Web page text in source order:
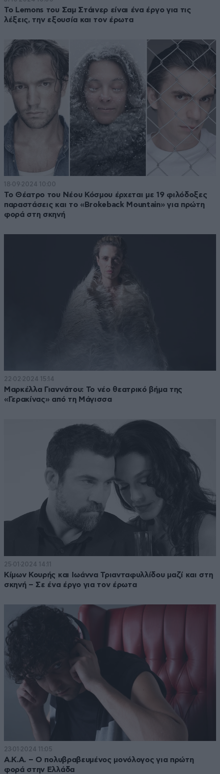
Το Lemons του Σαμ Στάινερ είναι ένα έργο για τις
λέξεις, την εξουσία και τον έρωτα
18·09·2024 10:00
Το Θέατρο του Νέου Κόσμου έρχεται με 19 φιλόδοξες
παραστάσεις και το «Brokeback Mountain» για πρώτη
φορά στη σκηνή
22·02·2024 15:14
Μαρκέλλα Γιαννάτου: Το νέο θεατρικό βήμα της
«Γερακίνας» από τη Μάγισσα
25·01·2024 14:11
Κίμων Κουρής και Ιωάννα Τριανταφυλλίδου μαζί και στη
σκηνή – Σε ένα έργο για τον έρωτα
23·01·2024 11:05
Α.Κ.Α. – Ο πολυβραβευμένος μονόλογος για πρώτη
φορά στην Ελλάδα